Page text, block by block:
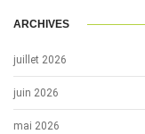
ARCHIVES
juillet 2026
juin 2026
mai 2026